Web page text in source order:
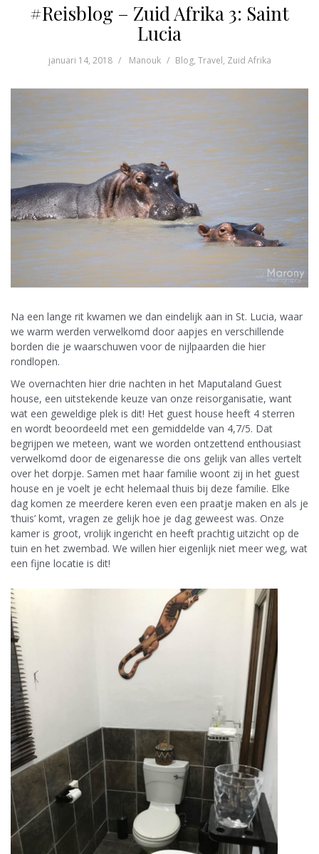
#Reisblog – Zuid Afrika 3: Saint
Lucia
januari 14, 2018 Manouk Blog, Travel, Zuid Afrika
Na een lange rit kwamen we dan eindelijk aan in St. Lucia, waar
we warm werden verwelkomd door aapjes en verschillende
borden die je waarschuwen voor de nijlpaarden die hier
rondlopen.
We overnachten hier drie nachten in het Maputaland Guest
house, een uitstekende keuze van onze reisorganisatie, want
wat een geweldige plek is dit! Het guest house heeft 4 sterren
en wordt beoordeeld met een gemiddelde van 4,7/5. Dat
begrijpen we meteen, want we worden ontzettend enthousiast
verwelkomd door de eigenaresse die ons gelijk van alles vertelt
over het dorpje. Samen met haar familie woont zij in het guest
house en je voelt je echt helemaal thuis bij deze familie. Elke
dag komen ze meerdere keren even een praatje maken en als je
‘thuis’ komt, vragen ze gelijk hoe je dag geweest was. Onze
kamer is groot, vrolijk ingericht en heeft prachtig uitzicht op de
tuin en het zwembad. We willen hier eigenlijk niet meer weg, wat
een fijne locatie is dit!